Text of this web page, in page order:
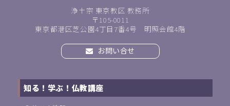
浄土宗 東京教区 教務所
〒105-0011
東京都港区芝公園4丁目7番4号 明照会館4階
お問い合せ
知る！学ぶ！仏教講座